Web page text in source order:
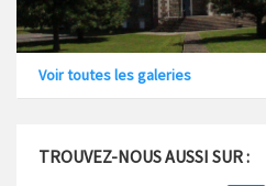
Voir toutes les galeries
TROUVEZ-NOUS AUSSI SUR :